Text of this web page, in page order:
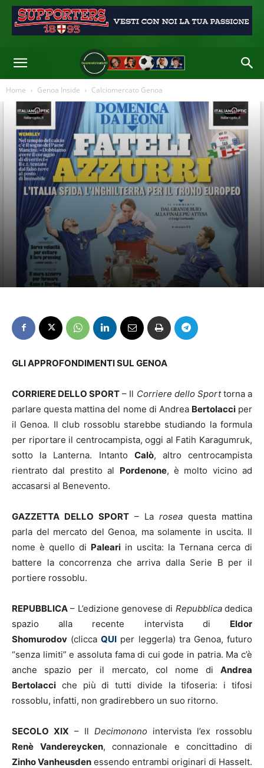
Home Genoa Inside Calciomercato Genoa
GLI APPROFONDIMENTI SUL GENOA
CORRIERE DELLO SPORT – Il Corriere dello Sporttorna a
parlare questa mattina del nome di Andrea Bertolacciper
il Genoa. Il club rossoblu starebbe studiando la formula
per riportare il centrocampista, oggi al Fatih Karagumruk,
sotto la Lanterna. Intanto Calò, altro centrocampista
rientrato dal prestito al Pordenone, è molto vicino ad
accasarsi al Benevento.
GAZZETTA DELLO SPORT – La rosea questa mattina
parla del mercato del Genoa, ma solamente in uscita. Il
nome è quello di Paleari in uscita: la Ternana cerca di
battere la concorrenza che arriva dalla Serie B per il
portiere rossoblu.
REPUBBLICA – L’edizione genovese di Repubblicadedica
spazio alla recente intervista di Eldor
Shomurodov (cliccaQUI per leggerla) tra Genoa, futuro
“senza limiti” e assoluta fama di cui gode in patria. Ma c’è
anche spazio per il mercato, col nome di Andrea
Bertolacci che più di tutti divide la tifoseria: i tifosi
rossoblu, infatti, non gradirebbero un suo ritorno.
SECOLO XIX – Il Decimonono intervista l’ex rossoblu
Renè Vandereycken, connazionale e concittadino di
Zinho Vanheusden essendo entrambi originari di Hasselt.